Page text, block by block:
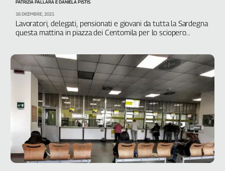
Lavoratori, delegati, pensionati e giovani da tutta la Sardegna
questa mattina in piazza dei Centomila per lo sciopero
mancanza di lavoro, di infrastrutture e per l’isolamento.
Conclude il segretario confederale Roberto Ghiselli
PATRIZIA PALLARA E DANIELA PISTIS
16 DICEMBRE, 2021